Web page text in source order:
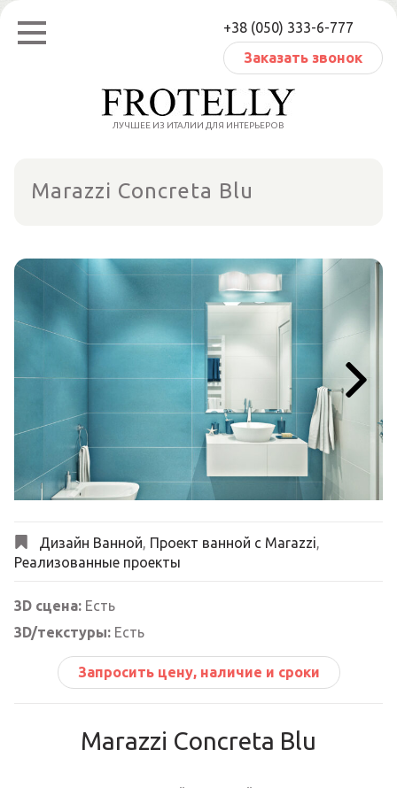
Перейти
содержанию
+38 (050) 333-6-777
Заказать звонок
ЛУЧШЕЕ ИЗ ИТАЛИИ ДЛЯ ИНТЕРЬЕРОВ
Marazzi Concreta Blu
Дизайн Ванной, Проект ванной с Marazzi,
Реализованные проекты
3D сцена: Есть
3D/текстуры: Есть
Запросить цену, наличие и сроки
Marazzi Concreta Blu